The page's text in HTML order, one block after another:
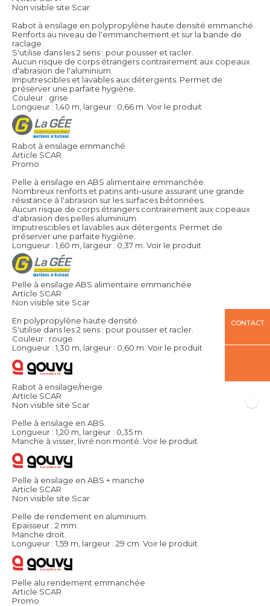
Non visible site Scar
Rabot à ensilage en polypropylène haute densité emmanché.
Renforts au niveau de l'emmanchement et sur la bande de
raclage.
S'utilise dans les 2 sens : pour pousser et racler.
Aucun risque de corps étrangers contrairement aux copeaux
d'abrasion de l'aluminium.
Imputrescibles et lavables aux détergents. Permet de
préserver une parfaite hygiène.
Couleur : grise.
Longueur : 1,40 m, largeur : 0,66 m. Voir le produit
Rabot à ensilage emmanché
Article SCAR
Promo
Pelle à ensilage en ABS alimentaire emmanchée.
Nombreux renforts et patins anti-usure assurant une grande
résistance à l'abrasion sur les surfaces bétonnées.
Aucun risque de corps étrangers contrairement aux copeaux
d'abrasion des pelles aluminium.
Imputrescibles et lavables aux détergents. Permet de
préserver une parfaite hygiène.
Longueur : 1,60 m, largeur : 0,37 m. Voir le produit
Pelle à ensilage ABS alimentaire emmanchée
Article SCAR
Non visible site Scar
En polypropylène haute densité.
S'utilise dans les 2 sens : pour pousser et racler.
Couleur : rouge.
Longueur : 1,30 m, largeur : 0,60 m. Voir le produit
Rabot à ensilage/neige
Article SCAR
Non visible site Scar
Pelle à ensilage en ABS.
Longueur : 1,20 m, largeur : 0,35 m.
Manche à visser, livré non monté. Voir le produit
Pelle à ensilage en ABS + manche
Article SCAR
Non visible site Scar
Pelle de rendement en aluminium.
Epaisseur : 2 mm.
Manche droit.
Longueur : 1,59 m, largeur : 29 cm. Voir le produit
Pelle alu rendement emmanchée
Article SCAR
Promo
CONTACT